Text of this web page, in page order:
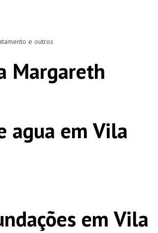
e outros
Margareth
agua em Vila
em Vila